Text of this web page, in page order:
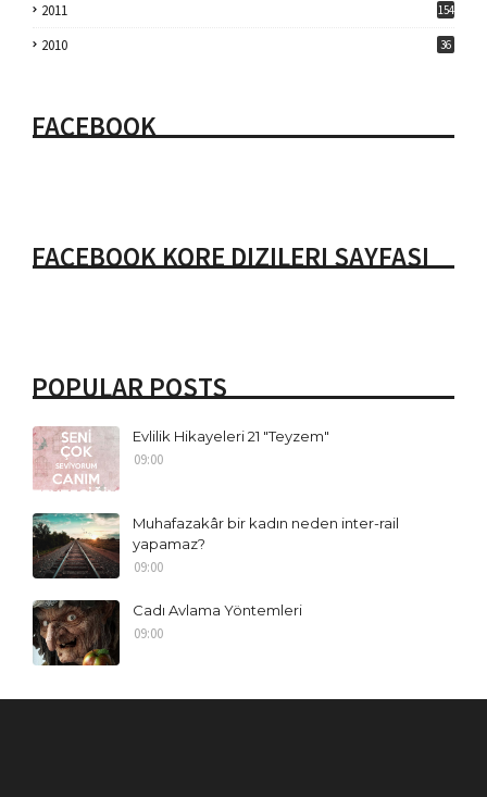
2011 154
2010 36
FACEBOOK
FACEBOOK KORE DIZILERI SAYFASI
POPULAR POSTS
Evlilik Hikayeleri 21 "Teyzem"
09:00
Muhafazakâr bir kadın neden inter-rail
yapamaz?
09:00
Cadı Avlama Yöntemleri
09:00